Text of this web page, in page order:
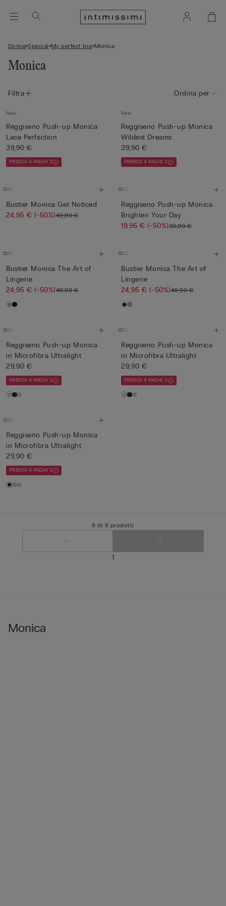
Donna Special My perfect bra Monica
Monica
Filtra Ordina per
New
Reggiseno Push-up Monica
Lace Perfection
39,90 €
PRENDI 4 PAGHI 3
New
Reggiseno Push-up Monica
Wildest Dreams
39,90 €
PRENDI 4 PAGHI 3
Bustier Monica Get Noticed
24,95 €(-50%)49,90 €
Reggiseno Push-up Monica
Brighten Your Day
19,95 €(-50%)39,90 €
Bustier Monica The Art of
Lingerie
24,95 €(-50%)49,90 €
Bustier Monica The Art of
Lingerie
24,95 €(-50%)49,90 €
Reggiseno Push-up Monica
in Microfibra Ultralight
29,90 €
PRENDI 4 PAGHI 3
Reggiseno Push-up Monica
in Microfibra Ultralight
29,90 €
PRENDI 4 PAGHI 3
Reggiseno Push-up Monica
in Microfibra Ultralight
29,90 €
PRENDI 4 PAGHI 3
9 di 9 prodotti
1
Monica